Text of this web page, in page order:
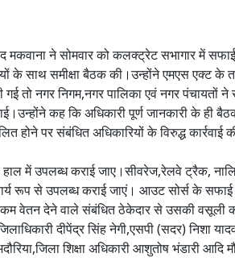
मकवाना ने सोमवार को कलक्ट्रेट सभागार में सफाई
के साथ समीक्षा बैठक की।उन्होंने एमएस एक्ट के
तो नगर निगम,नगर पालिका एवं नगर पंचायतों ने
कह कि अधिकारी पूर्ण जानकारी के ही
होने पर संबंधित अधिकारियों के विरुद्ध कार्रवाई
हाल में उपलब्ध कराई जाए।सीवरेज,रेलवे ट्रैक,
रूप से उपलब्ध कराई जाएं। आउट सोर्स के सफाई
वेतन देने वाले संबंधित ठेकेदार से उसकी वसूली
दीपेंद्र सिंह नेगी,एसपी (सदर) निशा
शिक्षा अधिकारी आशुतोष भंडारी आदि